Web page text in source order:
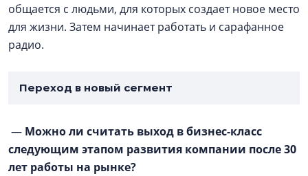
общается с людьми, для которых создает новое место
для жизни. Затем начинает работать и сарафанное
радио.
Переход в новый сегмент
— Можно ли считать выход в бизнес-класс
следующим этапом развития компании после 30
лет работы на рынке?